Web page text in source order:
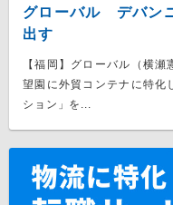
グローバル デバン
出す
【福岡】グローバル（横
望園に外貿コンテナに特化
ション」を...